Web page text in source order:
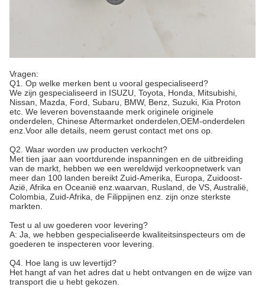
Vragen:
Q1. Op welke merken bent u vooral gespecialiseerd?
We zijn gespecialiseerd in ISUZU, Toyota, Honda, Mitsubishi,
Nissan, Mazda, Ford, Subaru, BMW, Benz, Suzuki, Kia Proton
etc. We leveren bovenstaande merk originele originele
onderdelen, Chinese Aftermarket onderdelen,OEM-onderdelen
enz.Voor alle details, neem gerust contact met ons op.
Q2. Waar worden uw producten verkocht?
Met tien jaar aan voortdurende inspanningen en de uitbreiding
van de markt, hebben we een wereldwijd verkoopnetwerk van
meer dan 100 landen bereikt Zuid-Amerika, Europa, Zuidoost-
Azië, Afrika en Oceanië enz.waarvan, Rusland, de VS, Australië,
Colombia, Zuid-Afrika, de Filippijnen enz. zijn onze sterkste
markten.
Test u al uw goederen voor levering?
A: Ja, we hebben gespecialiseerde kwaliteitsinspecteurs om de
goederen te inspecteren voor levering.
Q4. Hoe lang is uw levertijd?
Het hangt af van het adres dat u hebt ontvangen en de wijze van
transport die u hebt gekozen.